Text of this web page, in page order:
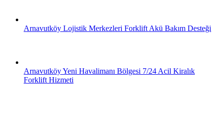
Arnavutköy Lojistik Merkezleri Forklift Akü Bakım Desteği
Arnavutköy Yeni Havalimanı Bölgesi 7/24 Acil Kiralık
Forklift Hizmeti